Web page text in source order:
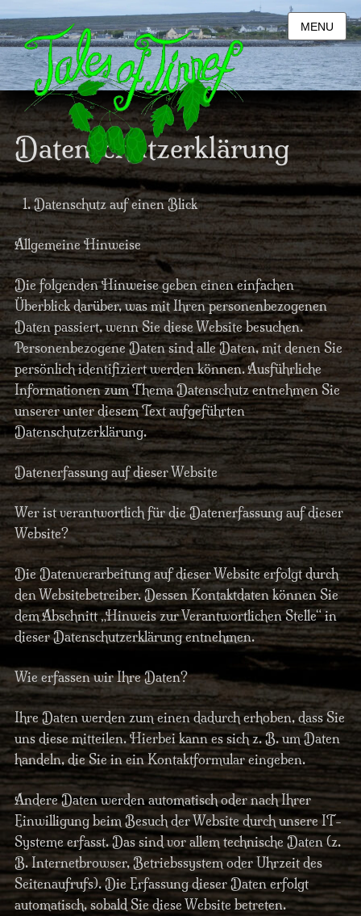
MENU
Datenschutzerklärung
Datenschutz auf einen Blick
Allgemeine Hinweise
Die folgenden Hinweise geben einen einfachen
Überblick darüber, was mit Ihren personenbezogenen
Daten passiert, wenn Sie diese Website besuchen.
Personenbezogene Daten sind alle Daten, mit denen Sie
persönlich identifiziert werden können. Ausführliche
Informationen zum Thema Datenschutz entnehmen Sie
unserer unter diesem Text aufgeführten
Datenschutzerklärung.
Datenerfassung auf dieser Website
Wer ist verantwortlich für die Datenerfassung auf dieser
Website?
Die Datenverarbeitung auf dieser Website erfolgt durch
den Websitebetreiber. Dessen Kontaktdaten können Sie
dem Abschnitt „Hinweis zur Verantwortlichen Stelle“ in
dieser Datenschutzerklärung entnehmen.
Wie erfassen wir Ihre Daten?
Ihre Daten werden zum einen dadurch erhoben, dass Sie
uns diese mitteilen. Hierbei kann es sich z. B. um Daten
handeln, die Sie in ein Kontaktformular eingeben.
Andere Daten werden automatisch oder nach Ihrer
Einwilligung beim Besuch der Website durch unsere IT-
Systeme erfasst. Das sind vor allem technische Daten (z.
B. Internetbrowser, Betriebssystem oder Uhrzeit des
Seitenaufrufs). Die Erfassung dieser Daten erfolgt
automatisch, sobald Sie diese Website betreten.